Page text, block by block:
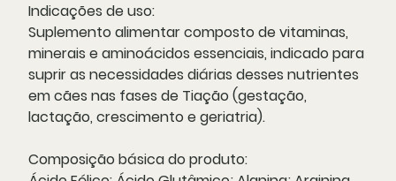
Indicações de uso:
Suplemento alimentar composto de vitaminas,
minerais e aminoácidos essenciais, indicado para
suprir as necessidades diárias desses nutrientes
em cães nas fases de Tiação (gestação,
lactação, crescimento e geriatria).
Composição básica do produto: